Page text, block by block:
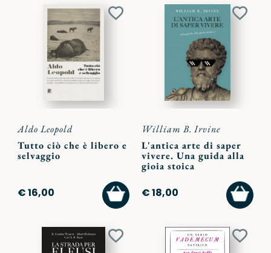
Aggiungi
Aldo Leopold
Tutto ciò che è libero e
selvaggio
€ 16,00
AGGIUNGI
AL
CARRELLO
William B. Irvine
L'antica arte di saper
vivere. Una guida alla
gioia stoica
€ 18,00
AL
Aggiungi